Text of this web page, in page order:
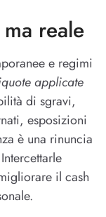
reale
e regimi
applicate
di sgravi,
esposizioni
è una rinuncia
il cash